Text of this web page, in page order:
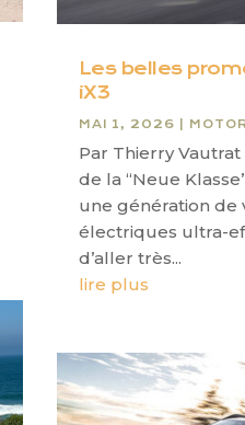
Les belles
iX3
MAI 1, 2026
Par Thierry
de la “Neue
une génération de
électriques ultra-
d’aller très...
lire plus